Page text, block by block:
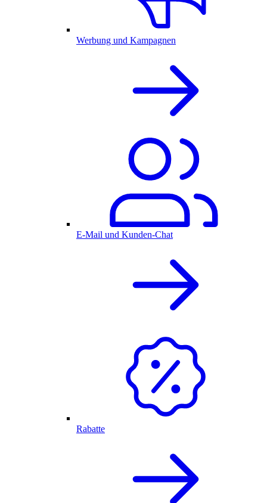
Werbung und Kampagnen
E-Mail und Kunden-Chat
Rabatte